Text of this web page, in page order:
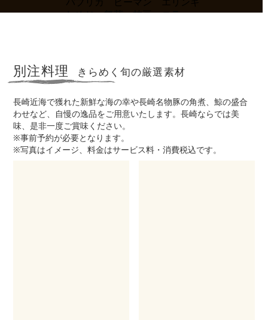
別注料理 きらめく旬の厳選素材
長崎近海で獲れた新鮮な海の幸や長崎名物豚の角煮、鯨の盛合
わせなど、自慢の逸品をご用意いたします。長崎ならでは美
味、是非一度ご賞味ください。
※事前予約が必要となります。
※写真はイメージ、料金はサービス料・消費税込です。